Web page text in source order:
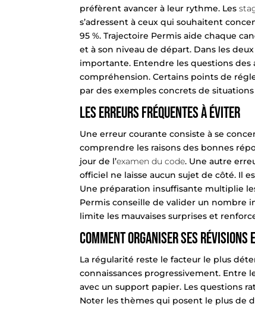
préfèrent avancer à leur rythme. Les
s’adressent à ceux qui souhaitent
95 %. Trajectoire Permis aide chaque
et à son niveau de départ. Dans les
importante. Entendre les questions
compréhension. Certains points de
par des exemples concrets de
Les erreurs fréquentes à éviter
Une erreur courante consiste à se
comprendre les raisons des bonnes
jour de l’examen du code. Une autre
officiel ne laisse aucun sujet de côté. Il
Une préparation insuffisante multiplie
Permis conseille de valider un nombre
limite les mauvaises surprises et
Comment organiser ses révisions
La régularité reste le facteur le plus
connaissances progressivement. Entre
avec un support papier. Les questions
Noter les thèmes qui posent le plus de